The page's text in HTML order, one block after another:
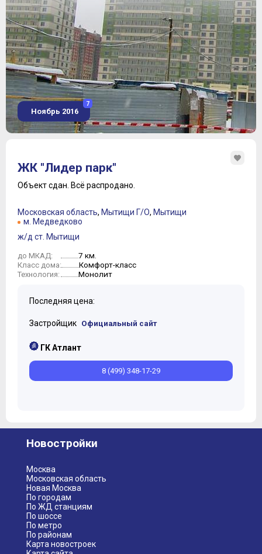
Ноябрь 2016
7
ЖК "Лидер парк"
Объект сдан. Всё распродано.
Московская область, Мытищи Г/О, Мытищи
м. Медведково
ж/д ст. Мытищи
до МКАД: 7 км.
Класс дома: Комфорт-класс
Технология: Монолит
Последняя цена:
Застройщик Официальный сайт
ГК Атлант
8 (499) 348-17-29
Новостройки
Москва
Московская область
Новая Москва
По городам
По ЖД станциям
По шоссе
По метро
По районам
Карта новостроек